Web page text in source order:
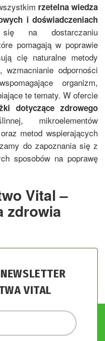
rzetelna wiedza
i doświadczeniach
na dostarczaniu
pomagają w poprawie
cię naturalne metody
odporności
organizm,
te tematy. W ofercie
dotyczące zdrowego
mikroelementów
metod wspierających
do zapoznania się z
sposobów na poprawę
Vital –
zdrowia
VITAL